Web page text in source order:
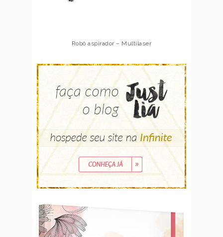
Robô aspirador – Multilaser